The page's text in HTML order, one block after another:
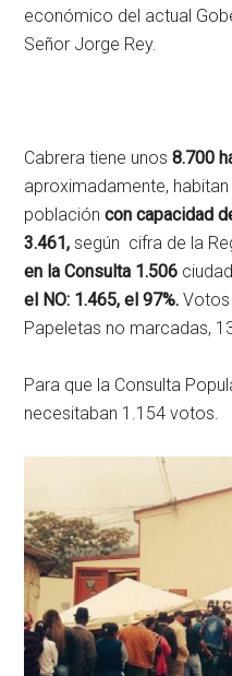
económico del actual
Señor Jorge Rey.
Cabrera tiene unos8.700
aproximadamente,
poblacióncon capacidad
3.461,según cifra de la
en la Consulta 1.506
el NO: 1.465, el 97%. Votos
Papeletas no marcadas,
Para que la Consulta
necesitaban 1.154 votos.